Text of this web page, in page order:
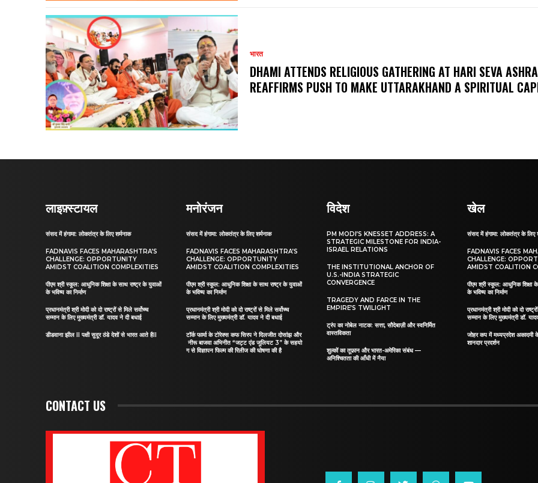
भारत
DHAMI ATTENDS RELIGIOUS GATHERING AT HARI SEVA
REAFFIRMS PUSH TO MAKE UTTARAKHAND A SPIRITUAL
लाइफ़्स्टायल
संसद में हंगामा: लोकतंत्र के लिए शर्मनाक
FADNAVIS FACES MAHARASHTRA’S
CHALLENGE: OPPORTUNITY
AMIDST COALITION COMPLEXITIES
पीएम श्री स्कूल: आधुनिक शिक्षा के साथ राष्ट्र के युवाओं
के भविष्य का निर्माण
प्रधानमंत्री श्री मोदी को दो राष्ट्रों से मिले सर्वोच्च
सम्मान के लिए मुख्यमंत्री डॉ. यादव ने दी बधाई
डीडवाना झील II पक्षी सुदूर ठंडे देशों से भारत आते हैII
मनोरंजन
संसद में हंगामा: लोकतंत्र के लिए शर्मनाक
FADNAVIS FACES MAHARASHTRA’S
CHALLENGE: OPPORTUNITY
AMIDST COALITION COMPLEXITIES
पीएम श्री स्कूल: आधुनिक शिक्षा के साथ राष्ट्र के युवाओं
के भविष्य का निर्माण
प्रधानमंत्री श्री मोदी को दो राष्ट्रों से मिले सर्वोच्च
सम्मान के लिए मुख्यमंत्री डॉ. यादव ने दी बधाई
टॉर्क फार्मा के टोरेक्स कफ सिरप ने दिलजीत दोसांझ और
नीरू बाजवा अभिनीत “जट्ट एंड जूलियट 3” के सहयो
ग से विज्ञापन फिल्म की रिलीज की घोषणा की है
विदेश
PM MODI’S KNESSET ADDRESS: A
STRATEGIC MILESTONE FOR INDIA-
ISRAEL RELATIONS
THE INSTITUTIONAL ANCHOR OF
U.S.-INDIA STRATEGIC
CONVERGENCE
TRAGEDY AND FARCE IN THE
EMPIRE’S TWILIGHT
ट्रंप का नोबेल नाटक: सत्ता, सौदेबाज़ी और स्वनिर्मित
वास्तविकता
शुल्कों का तूफ़ान और भारत-अमेरिका संबंध —
अनिश्चितता की आँधी में नैया
खेल
संसद में हंगामा: लोकतंत्र के लिए
FADNAVIS FACES
CHALLENGE:
AMIDST COALITION
पीएम श्री स्कूल: आधुनिक शिक्षा
के भविष्य का निर्माण
प्रधानमंत्री श्री मोदी को दो
सम्मान के लिए मुख्यमंत्री डॉ.
जोहर कप में मध्यप्रदेश अकादमी
शानदार प्रदर्शन
CONTACT US